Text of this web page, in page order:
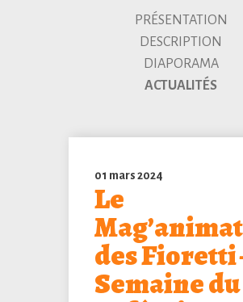
PRÉSENTATION
DESCRIPTION
DIAPORAMA
ACTUALITÉS
01 mars 2024
Le
des Fioretti
Semaine du